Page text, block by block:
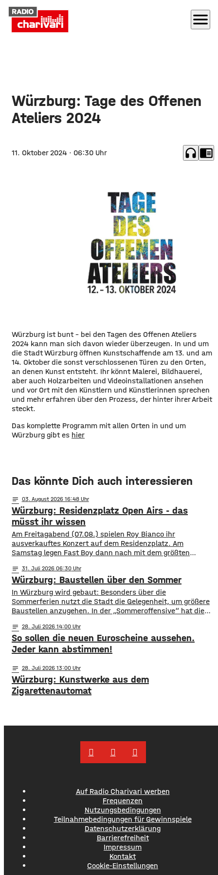
menu
Würzburg: Tage des Offenen
Ateliers 2024
11. Oktober 2024 · 06:30 Uhr headphones chrome_reader_mode
Würzburg ist bunt - bei den Tagen des Offenen Ateliers
2024 kann man sich davon wieder überzeugen. In und um
die Stadt Würzburg öffnen Kunstschaffende am 13. und am
14. Oktober die sonst verschlossenen Türen zu den Orten,
an denen Kunst entsteht. Ihr könnt Malerei, Bildhauerei,
aber auch Holzarbeiten und Videoinstallationen ansehen
und vor Ort mit den Künstlern und Künstlerinnen sprechen
und mehr erfahren über den Prozess, der hinter ihrer Arbeit
steckt.
Das komplette Programm mit allen Orten in und um
Würzburg gibt es hier
Das könnte Dich auch interessieren
notes 03. August 2026 16:48
Würzburg: Residenzplatz Open Airs - das
müsst ihr wissen
Am Freitagabend (07.08.) spielen Roy Bianco ihr
ausverkauftes Konzert auf dem Residenzplatz. Am
Samstag legen Fast Boy dann nach mit dem größten
Konzertwochenende wissen müsst, gibt es hier.
Straßensperrungen: vom 07.08. 6 Uhr bis 09.08. 5 Uhr
Rennweg vollständig gesperrt Balthasar-Neumann-
Promenade zwischen den Einmündungen Neubau- und
Theaterstraße
notes 31. Juli 2026 06:30
Würzburg: Baustellen über den Sommer
​​In Würzburg wird gebaut: Besonders über die
Sommerferien nutzt die Stadt die Gelegenheit, um größere
Baustellen anzugehen. In der „Sommeroffensive“ hat die
anderem die Sperrung der B27-Brücke bekanntgegeben.
Eine Übersicht über alle aktuellen Baustellen findet ihr
hier. ​Sperrung B27-Brücke ​Eine der größten
Einschränkungen wird für Autofahrer die Sperrung der B27-
Brücke über
notes 28. Juli 2026 14:00
So sollen die neuen Euroscheine aussehen.
Jeder kann abstimmen!
notes 28. Juli 2026 13:00
Würzburg: Kunstwerke aus dem
Zigarettenautomat
Auf Radio Charivari werben
Frequenzen
Nutzungsbedingungen
Teilnahmebedingungen für Gewinnspiele
Datenschutzerklärung
Barrierefreiheit
Impressum
Kontakt
Cookie-Einstellungen